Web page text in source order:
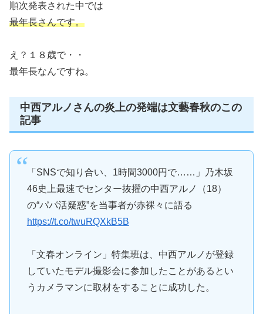
順次発表された中では
最年長さんです。
え？１８歳で・・
最年長なんですね。
中西アルノさんの炎上の発端は文藝春秋のこの
記事
「SNSで知り合い、1時間3000円で……」乃木坂
46史上最速でセンター抜擢の中西アルノ（18）
の“パパ活疑惑”を当事者が赤裸々に語る
https://t.co/twuRQXkB5B
「文春オンライン」特集班は、中西アルノが登録
していたモデル撮影会に参加したことがあるとい
うカメラマンに取材をすることに成功した。